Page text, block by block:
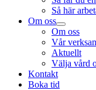
Så här
Om oss
Om oss
Vår
Aktuellt
Välja vård
Kontakt
Boka tid